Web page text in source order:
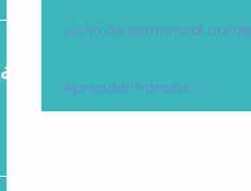
Un fin de semana al
Aprender francés
¿Cómo llegar?